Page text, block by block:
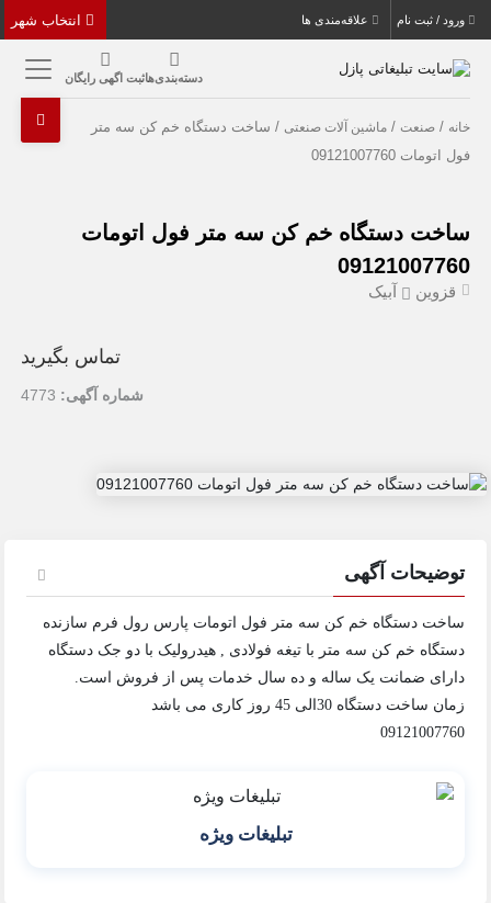
ورود / ثبت نام علاقه‌مندی ها
دسته‌بندی‌هاثبت اگهی رایگان
خانه /صنعت /ماشین آلات صنعتی / ساخت دستگاه خم کن سه متر
فول اتومات 09121007760
ساخت دستگاه خم کن سه متر فول اتومات
09121007760
قزوین آبیک
تماس بگیرید
شماره آگهی: 4773
توضیحات آگهی
ساخت دستگاه خم کن سه متر فول اتومات پارس رول فرم سازنده
دستگاه خم کن سه متر با تیغه فولادی , هیدرولیک با دو جک دستگاه
دارای ضمانت یک ساله و ده سال خدمات پس از فروش است.
زمان ساخت دستگاه 30الی 45 روز کاری می باشد
09121007760
تبلیغات ویژه